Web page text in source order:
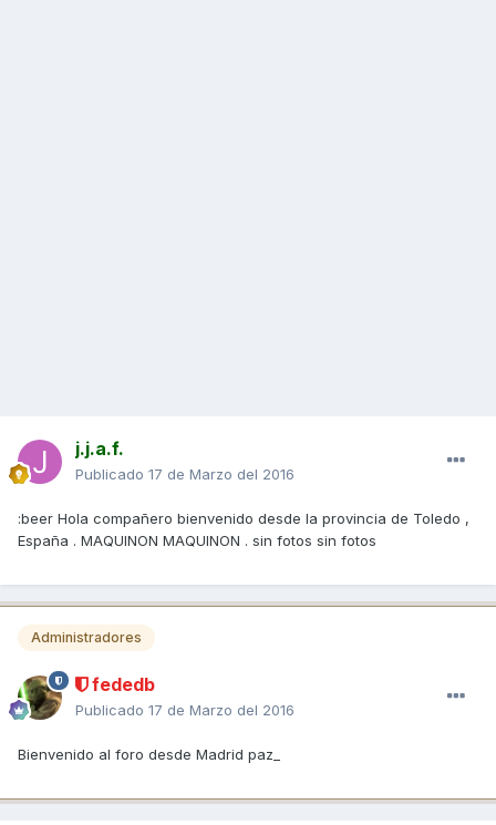
j.j.a.f.
Publicado 17 de Marzo del 2016
:beer Hola compañero bienvenido desde la provincia de Toledo ,
España . MAQUINON MAQUINON . sin fotos sin fotos
Administradores
fededb
Publicado 17 de Marzo del 2016
Bienvenido al foro desde Madrid paz_